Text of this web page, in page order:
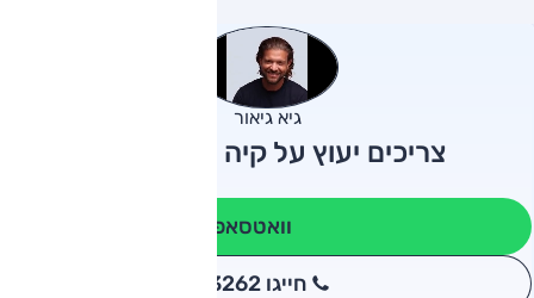
גיא גיאור
צריכים יעוץ על קיה ספורטאז'?
וואטסאפ
חייגו 3262